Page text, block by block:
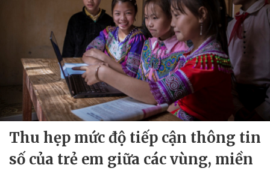
Thu hẹp mức độ tiếp cận thông tin
số của trẻ em giữa các vùng, miền